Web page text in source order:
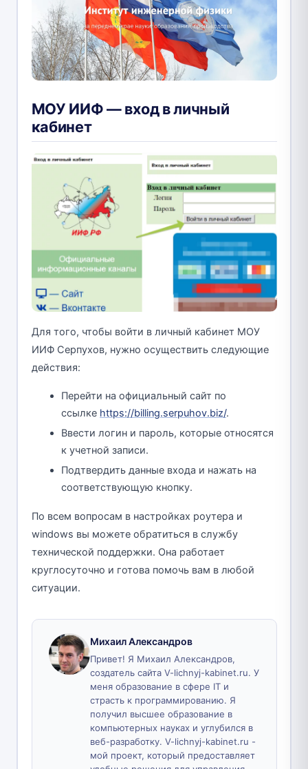
МОУ ИИФ — вход в личный
кабинет
Для того, чтобы войти в личный кабинет МОУ
ИИФ Серпухов, нужно осуществить следующие
действия:
Перейти на официальный сайт по
ссылке https://billing.serpuhov.biz/.
Ввести логин и пароль, которые относятся
к учетной записи.
Подтвердить данные входа и нажать на
соответствующую кнопку.
По всем вопросам в настройках роутера и
windows вы можете обратиться в службу
технической поддержки. Она работает
круглосуточно и готова помочь вам в любой
ситуации.
Михаил Александров
Привет! Я Михаил Александров,
создатель сайта V-lichnyj-kabinet.ru. У
меня образование в сфере IT и
страсть к программированию. Я
получил высшее образование в
компьютерных науках и углубился в
веб-разработку. V-lichnyj-kabinet.ru -
мой проект, который предоставляет